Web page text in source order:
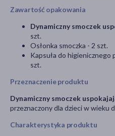
Zawartość opakowania
Dynamiczny smoczek
szt.
Osłonka smoczka - 2 szt.
Kapsuła do higienicznego
szt.
Przeznaczenie produktu
Dynamiczny smoczek
przeznaczony dla dzieci w wieku
Charakterystyka produktu